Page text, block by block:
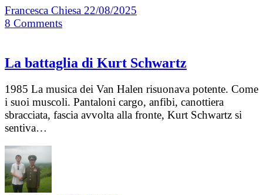
Francesca Chiesa 22/08/2025
8 Comments
La battaglia di Kurt Schwartz
1985 La musica dei Van Halen risuonava potente. Come
i suoi muscoli. Pantaloni cargo, anfibi, canottiera
sbracciata, fascia avvolta alla fronte, Kurt Schwartz si
sentiva…